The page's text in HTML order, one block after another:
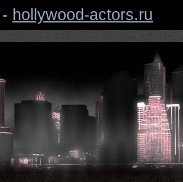
hollywood-actors.ru